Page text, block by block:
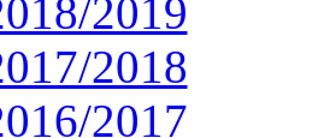
2019
2018
2017